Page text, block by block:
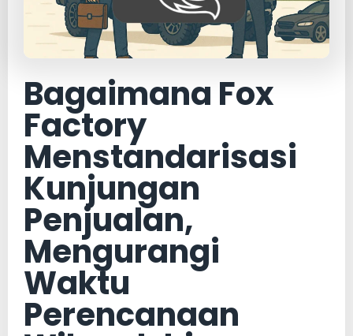
Bagaimana Fox
Factory
Menstandarisasi
Kunjungan
Penjualan,
Mengurangi
Waktu
Perencanaan